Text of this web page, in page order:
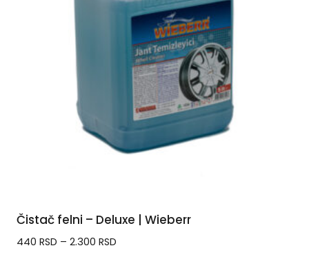
Čistač felni – Deluxe | Wieberr
440 RSD – 2.300 RSD